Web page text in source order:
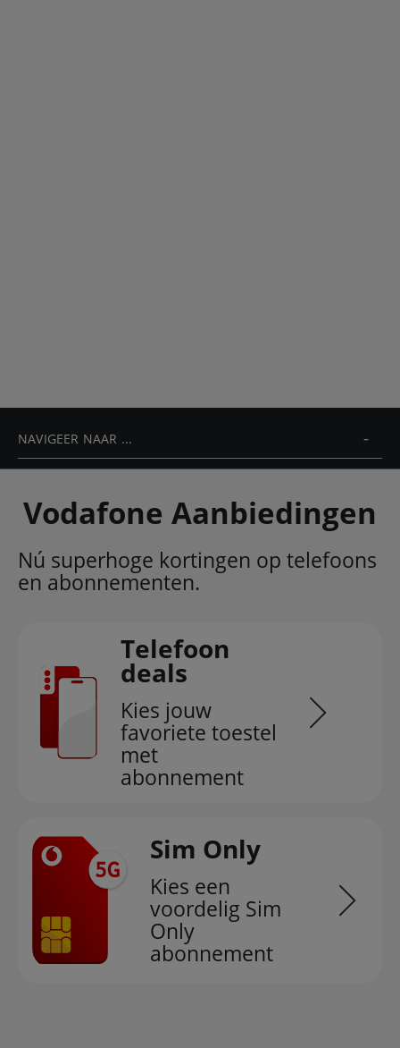
NAVIGEER NAAR ...
Vodafone Aanbiedingen
Nú superhoge kortingen op telefoons
en abonnementen.
Telefoon
deals
Kies jouw
favoriete toestel
met
abonnement
Sim Only
Kies een
voordelig Sim
Only
abonnement